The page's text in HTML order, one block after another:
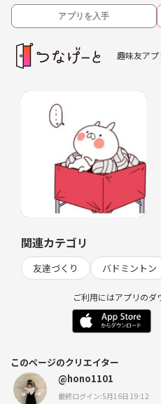
アプリを入手
趣味友アプ
関連カテゴリ
友達づくり バドミントン
ご利用にはアプリの
このページのクリエイター
@hono1101
最終ログイン:5月16日 19:12